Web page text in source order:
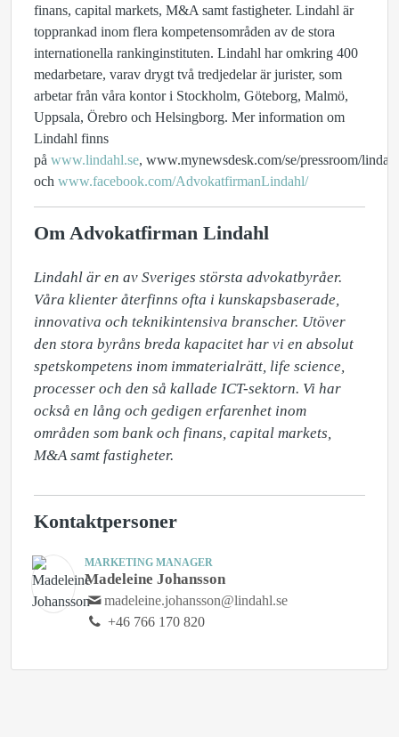
finans, capital markets, M&A samt fastigheter. Lindahl är
topprankad inom flera kompetensområden av de stora
internationella rankinginstituten. Lindahl har omkring 400
medarbetare, varav drygt två tredjedelar är jurister, som
arbetar från våra kontor i Stockholm, Göteborg, Malmö,
Uppsala, Örebro och Helsingborg. Mer information om
Lindahl finns
på www.lindahl.se, www.mynewsdesk.com/se/pressroom/lindahl
och www.facebook.com/AdvokatfirmanLindahl/
Om Advokatfirman Lindahl
Lindahl är en av Sveriges största advokatbyråer.
Våra klienter återfinns ofta i kunskapsbaserade,
innovativa och teknikintensiva branscher. Utöver
den stora byråns breda kapacitet har vi en absolut
spetskompetens inom immaterialrätt, life science,
processer och den så kallade ICT-sektorn. Vi har
också en lång och gedigen erfarenhet inom
områden som bank och finans, capital markets,
M&A samt fastigheter.
Kontaktpersoner
MARKETING MANAGER
Madeleine Johansson
madeleine.johansson@lindahl.se
+46 766 170 820